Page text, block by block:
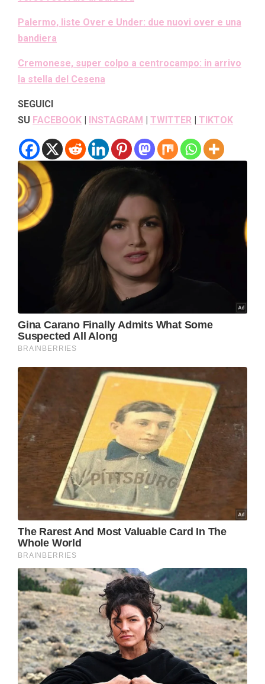
Palermo, liste Over e Under: due nuovi over e una
bandiera
Cremonese, super colpo a centrocampo: in arrivo
la stella del Cesena
SEGUICI
SU FACEBOOK | INSTAGRAM | TWITTER | TIKTOK